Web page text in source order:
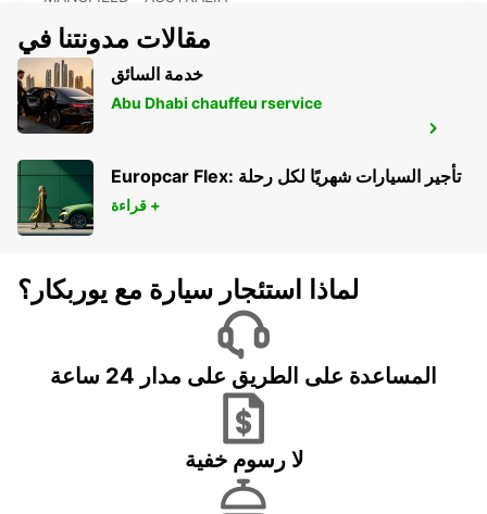
BRISBANE ARCHERFIELD
ARCHERFIELD - AUSTRALIA
مقالات مدونتنا في
خدمة السائق
Abu Dhabi chauffeu rservice
Europcar Flex: تأجير السيارات شهريًا لكل رحلة
قراءة +
لماذا استئجار سيارة مع يوربكار؟
المساعدة على الطريق على مدار 24 ساعة
لا رسوم خفية